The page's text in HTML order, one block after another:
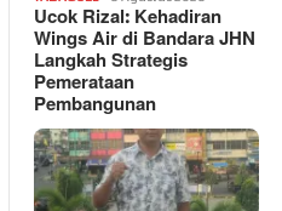
Ucok Rizal: Kehadiran
Wings Air di Bandara JHN
Langkah Strategis
Pemerataan
Pembangunan